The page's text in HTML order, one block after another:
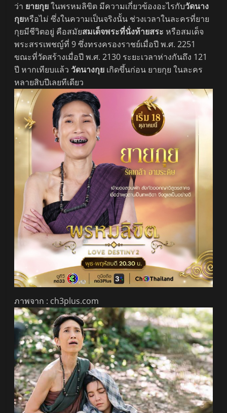
ว่า ยายกุยในพรหมลิขิต มีความเกี่ยวข้องอะไรกับวัดนาง
กุยหรือไม่ ซึ่งในความเป็นจริงนั้น ช่วงเวลาในละครที่ยาย
กุยมีชีวิตอยู่ คือสมัยสมเด็จพระที่นั่งท้ายสระ หรือสมเด็จ
พระสรรเพชญ์ที่ 9 ซึ่งทรงครองราชย์เมื่อปี พ.ศ. 2251
ขณะที่วัดสร้างเมื่อปี พ.ศ. 2130 ระยะเวลาห่างกันถึง 121
ปี หากเทียบแล้ว วัดนางกุย เกิดขึ้นก่อน ยายกุย ในละคร
หลายสิบปีเลยทีเดียว
ภาพจาก : ch3plus.com